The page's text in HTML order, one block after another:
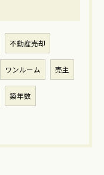
不動産売却
ワンルーム 売主
築年数